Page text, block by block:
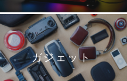
ガジェット